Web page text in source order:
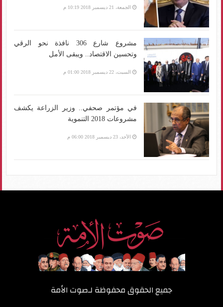
الجمعة، 21 ديسمبر 2018 10:19 م
مشروع شارع 306 نافذة نحو الرقي
وتحسين الاقتصاد.. ويبقى الأمل
السبت، 22 ديسمبر 2018 01:00 م
في مؤتمر صحفي.. وزير الزراعة يكشف
مشروعات 2018 التنموية
الأحد، 23 ديسمبر 2018 06:00 م
جميع الحقوق محفوظة لـصوت الأمة